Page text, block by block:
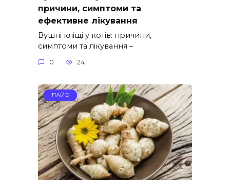
причини, симптоми та
ефективне лікування
Вушні кліщі у котів: причини,
симптоми та лікування –
0 24
ЛАЙФ